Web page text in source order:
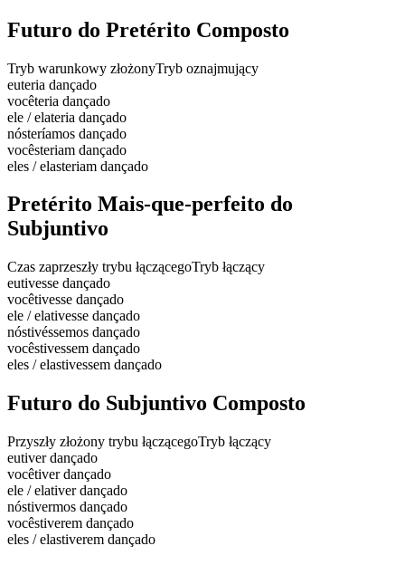
Futuro do Pretérito Composto
Tryb warunkowy złożonyTryb oznajmujący
euteria dançado
vocêteria dançado
ele / elateria dançado
nósteríamos dançado
vocêsteriam dançado
eles / elasteriam dançado
Pretérito Mais-que-perfeito do
Subjuntivo
Czas zaprzeszły trybu łączącegoTryb łączący
eutivesse dançado
vocêtivesse dançado
ele / elativesse dançado
nóstivéssemos dançado
vocêstivessem dançado
eles / elastivessem dançado
Futuro do Subjuntivo Composto
Przyszły złożony trybu łączącegoTryb łączący
eutiver dançado
vocêtiver dançado
ele / elativer dançado
nóstivermos dançado
vocêstiverem dançado
eles / elastiverem dançado